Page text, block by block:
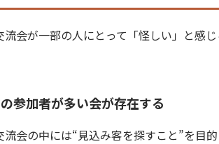
会が一部の人にとって「怪しい」と感
参加者が多い会が存在する
会の中には“見込み客を探すこと”を目